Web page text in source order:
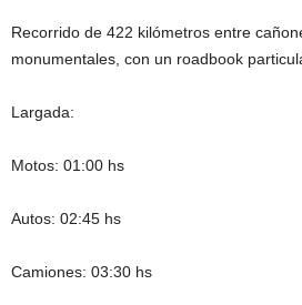
Recorrido de 422 kilómetros entre
monumentales, con un roadbook
Largada:
Motos: 01:00 hs
Autos: 02:45 hs
Camiones: 03:30 hs